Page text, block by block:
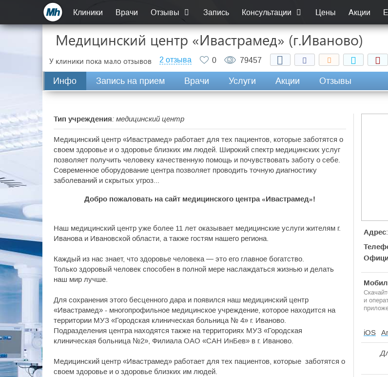
Клиники Врачи Отзывы Запись Консультации Цены Акции
Медицинский центр «Ивастрамед» (г.Иваново)
У клиники пока мало отзывов 2 отзыва 0 79457
Инфо Запись на прием Врачи Услуги Акции Отзывы
Адрес
и
iOS
Тип учреждения: медицинский центр
Медицинский центр «Ивастрамед» работает для тех пациентов, которые заботятся о
своем здоровье и о здоровье близких им людей. Широкий спектр медицинских услуг
позволяет получить человеку качественную помощь и почувствовать заботу о себе.
Современное оборудование центра позволяет проводить точную диагностику
заболеваний и скрытых угроз...
Добро пожаловать на сайт медицинского центра «Ивастрамед»!
Наш медицинский центр уже более 11 лет оказывает медицинские услуги жителям г.
Иванова и Ивановской области, а также гостям нашего региона.
Каждый из нас знает, что здоровье человека — это его главное богатство.
Только здоровый человек способен в полной мере наслаждаться жизнью и делать
наш мир лучше.
Для сохранения этого бесценного дара и появился наш медицинский центр
«Ивастрамед» - многопрофильное медицинское учреждение, которое находится на
территории МУЗ «Городская клиническая больница № 4» г. Иваново.
Подразделения центра находятся также на территориях МУЗ «Городская
клиническая больница №2», Филиала ОАО «САН ИнБев» в г. Иваново.
Медицинский центр «Ивастрамед» работает для тех пациентов, которые заботятся о
своем здоровье и о здоровье близких им людей.